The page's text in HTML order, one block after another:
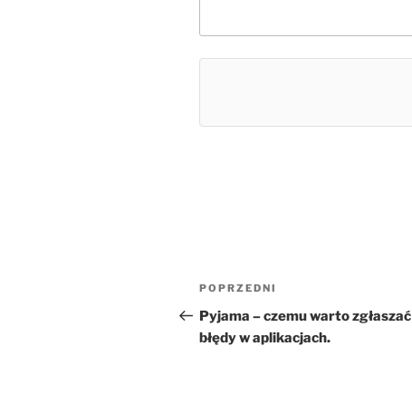
Nawigacja
wpisu
Poprzedni
wpis
POPRZEDNI
Pyjama – czemu warto zgłaszać
błędy w aplikacjach.